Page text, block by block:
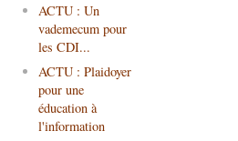
ACTU : Un
vademecum pour
les CDI...
ACTU : Plaidoyer
pour une
éducation à
l'information